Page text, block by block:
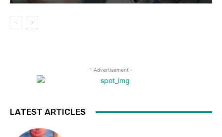
- Advertisement -
LATEST ARTICLES